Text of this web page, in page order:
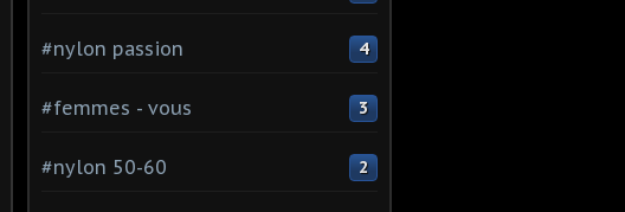
#nylon passion 4
#femmes - vous 3
#nylon 50-60 2